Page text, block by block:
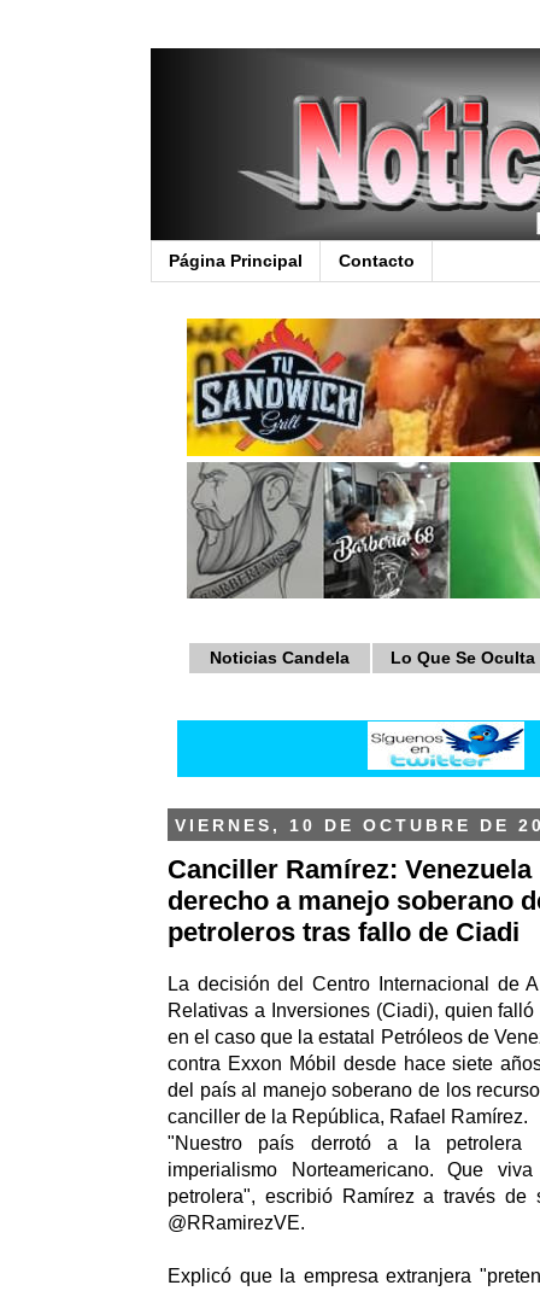
Página Principal Contacto
Noticias Candela Lo Que Se Oculta
VIERNES, 10 DE OCTUBRE DE
Canciller Ramírez:
derecho a manejo soberano
petroleros tras fallo de Ciadi
La decisión del Centro Internacional de
Relativas a Inversiones (Ciadi), quien
en el caso que la estatal Petróleos de
contra Exxon Móbil desde hace siete
del país al manejo soberano de los
canciller de la República, Rafael Ramírez.
"Nuestro país derrotó a la petrolera
imperialismo Norteamericano. Que
petrolera", escribió Ramírez a través de
@RRamirezVE.
Explicó que la empresa extranjera